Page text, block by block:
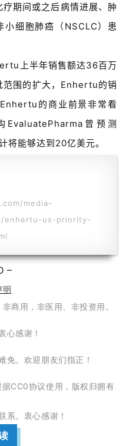
期间或之后病情进展、肿
小细胞肺癌（NSCLC）患
上半年销售额达36百万
范围的扩大，Enhertu的销
的商业前景非常看
曾预测
能够达到20亿美元。
media-
enhertu-us-priority-
–
明
商用，非医用、非投资用。
心感谢！
免。欢迎朋友们指正！
CC0协议使用，版权归拥有
系。衷心感谢！